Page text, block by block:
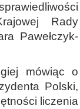
Rady
Pawełczyk-
mówiąc o
Polski,
liczenia